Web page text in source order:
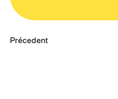
Précedent